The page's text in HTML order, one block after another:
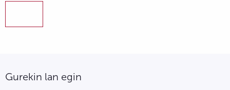
Gurekin lan egin